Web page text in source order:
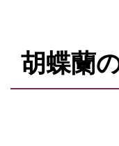
胡蝶蘭